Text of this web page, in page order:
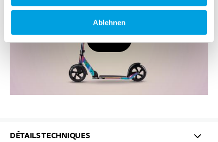
Ablehnen
Video
DÉTAILS TECHNIQUES